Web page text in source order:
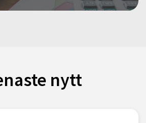
nytt